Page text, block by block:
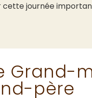
cette journée
Grand-
père